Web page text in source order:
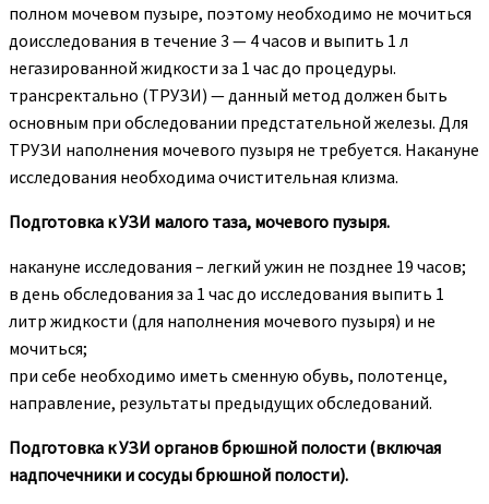
полном мочевом пузыре, поэтому необходимо не мочиться
доисследования в течение 3 — 4 часов и выпить 1 л
негазированной жидкости за 1 час до процедуры.
трансректально (ТРУЗИ) — данный метод должен быть
основным при обследовании предстательной железы. Для
ТРУЗИ наполнения мочевого пузыря не требуется. Накануне
исследования необходима очистительная клизма.
Подготовка к УЗИ малого таза, мочевого пузыря.
накануне исследования – легкий ужин не позднее 19 часов;
в день обследования за 1 час до исследования выпить 1
литр жидкости (для наполнения мочевого пузыря) и не
мочиться;
при себе необходимо иметь сменную обувь, полотенце,
направление, результаты предыдущих обследований.
Подготовка к УЗИ органов брюшной полости (включая
надпочечники и сосуды брюшной полости).